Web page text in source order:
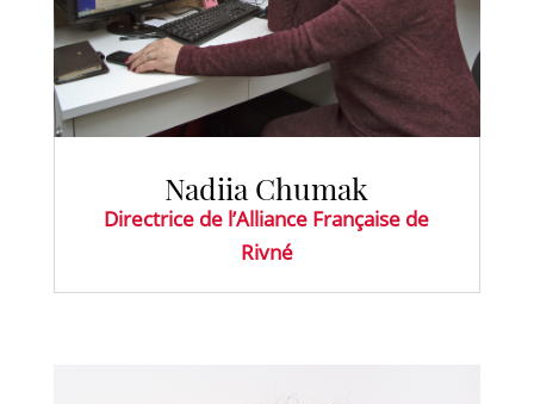
Nadiia Chumak
Directrice de l’Alliance Française de
Rivné